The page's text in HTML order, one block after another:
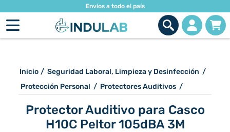
Envíos a todo el país
Inicio / Seguridad Laboral, Limpieza y Desinfección /
Protección Personal / Protectores Auditivos /
Protector Auditivo para Casco
H10C Peltor 105dBA 3M